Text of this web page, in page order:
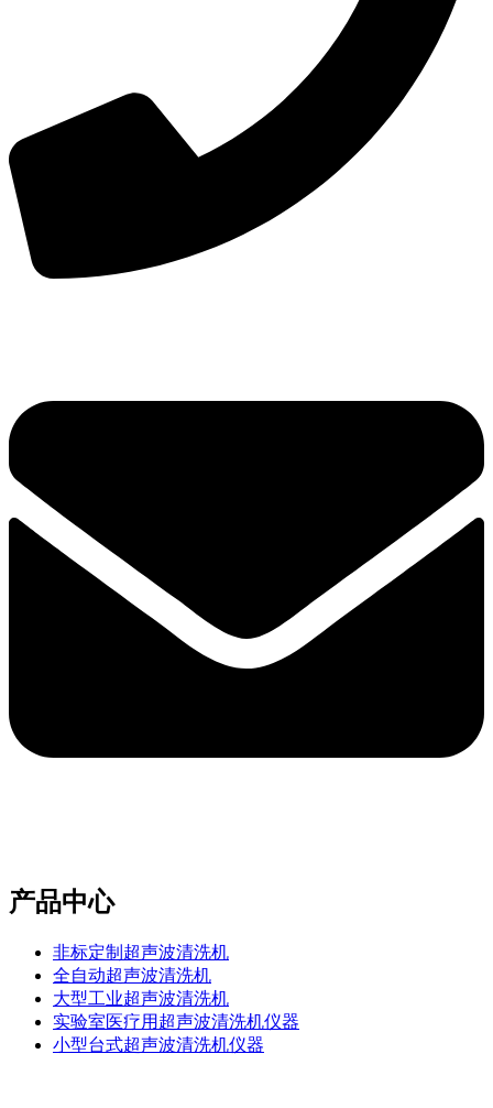
产品中心
非标定制超声波清洗机
全自动超声波清洗机
大型工业超声波清洗机
实验室医疗用超声波清洗机仪器
小型台式超声波清洗机仪器